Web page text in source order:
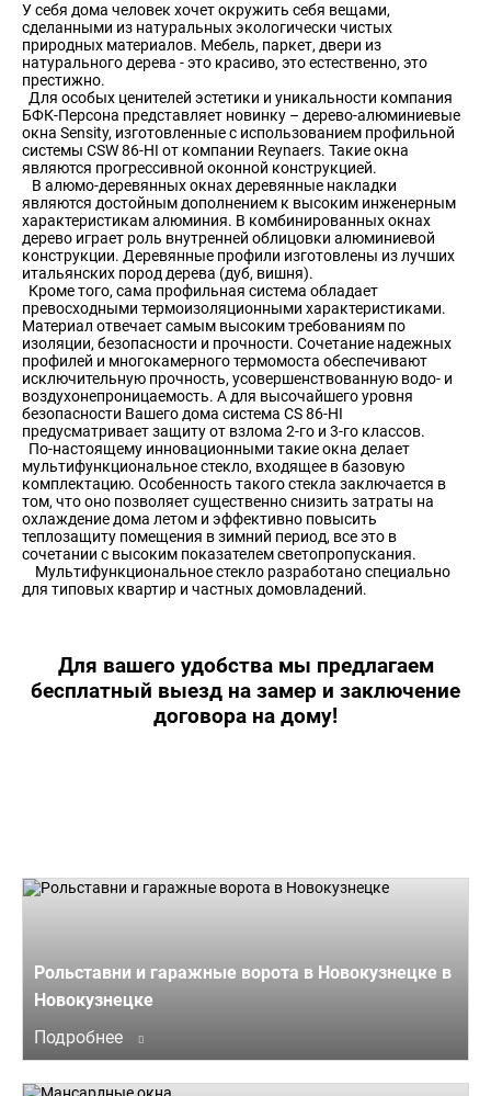
У себя дома человек хочет окружить себя вещами,
сделанными из натуральных экологически чистых
природных материалов. Мебель, паркет, двери из
натурального дерева - это красиво, это естественно, это
престижно.
Для особых ценителей эстетики и уникальности компания
БФК-Персона представляет новинку – дерево-алюминиевые
окна Sensity, изготовленные с использованием профильной
системы CSW 86-HI от компании Reynaers. Такие окна
являются прогрессивной оконной конструкцией.
В алюмо-деревянных окнах деревянные накладки
являются достойным дополнением к высоким инженерным
характеристикам алюминия. В комбинированных окнах
дерево играет роль внутренней облицовки алюминиевой
конструкции. Деревянные профили изготовлены из лучших
итальянских пород дерева (дуб, вишня).
Кроме того, сама профильная система обладает
превосходными термоизоляционными характеристиками.
Материал отвечает самым высоким требованиям по
изоляции, безопасности и прочности. Сочетание надежных
профилей и многокамерного термомоста обеспечивают
исключительную прочность, усовершенствованную водо- и
воздухонепроницаемость. А для высочайшего уровня
безопасности Вашего дома система CS 86-HI
предусматривает защиту от взлома 2-го и 3-го классов.
По-настоящему инновационными такие окна делает
мультифункциональное стекло, входящее в базовую
комплектацию. Особенность такого стекла заключается в
том, что оно позволяет существенно снизить затраты на
охлаждение дома летом и эффективно повысить
теплозащиту помещения в зимний период, все это в
сочетании с высоким показателем светопропускания.
Мультифункциональное стекло разработано специально
для типовых квартир и частных домовладений.
Для вашего удобства мы предлагаем
бесплатный выезд на замер и заключение
договора на дому!
Рольставни и гаражные ворота в Новокузнецке в
Новокузнецке
Подробнее